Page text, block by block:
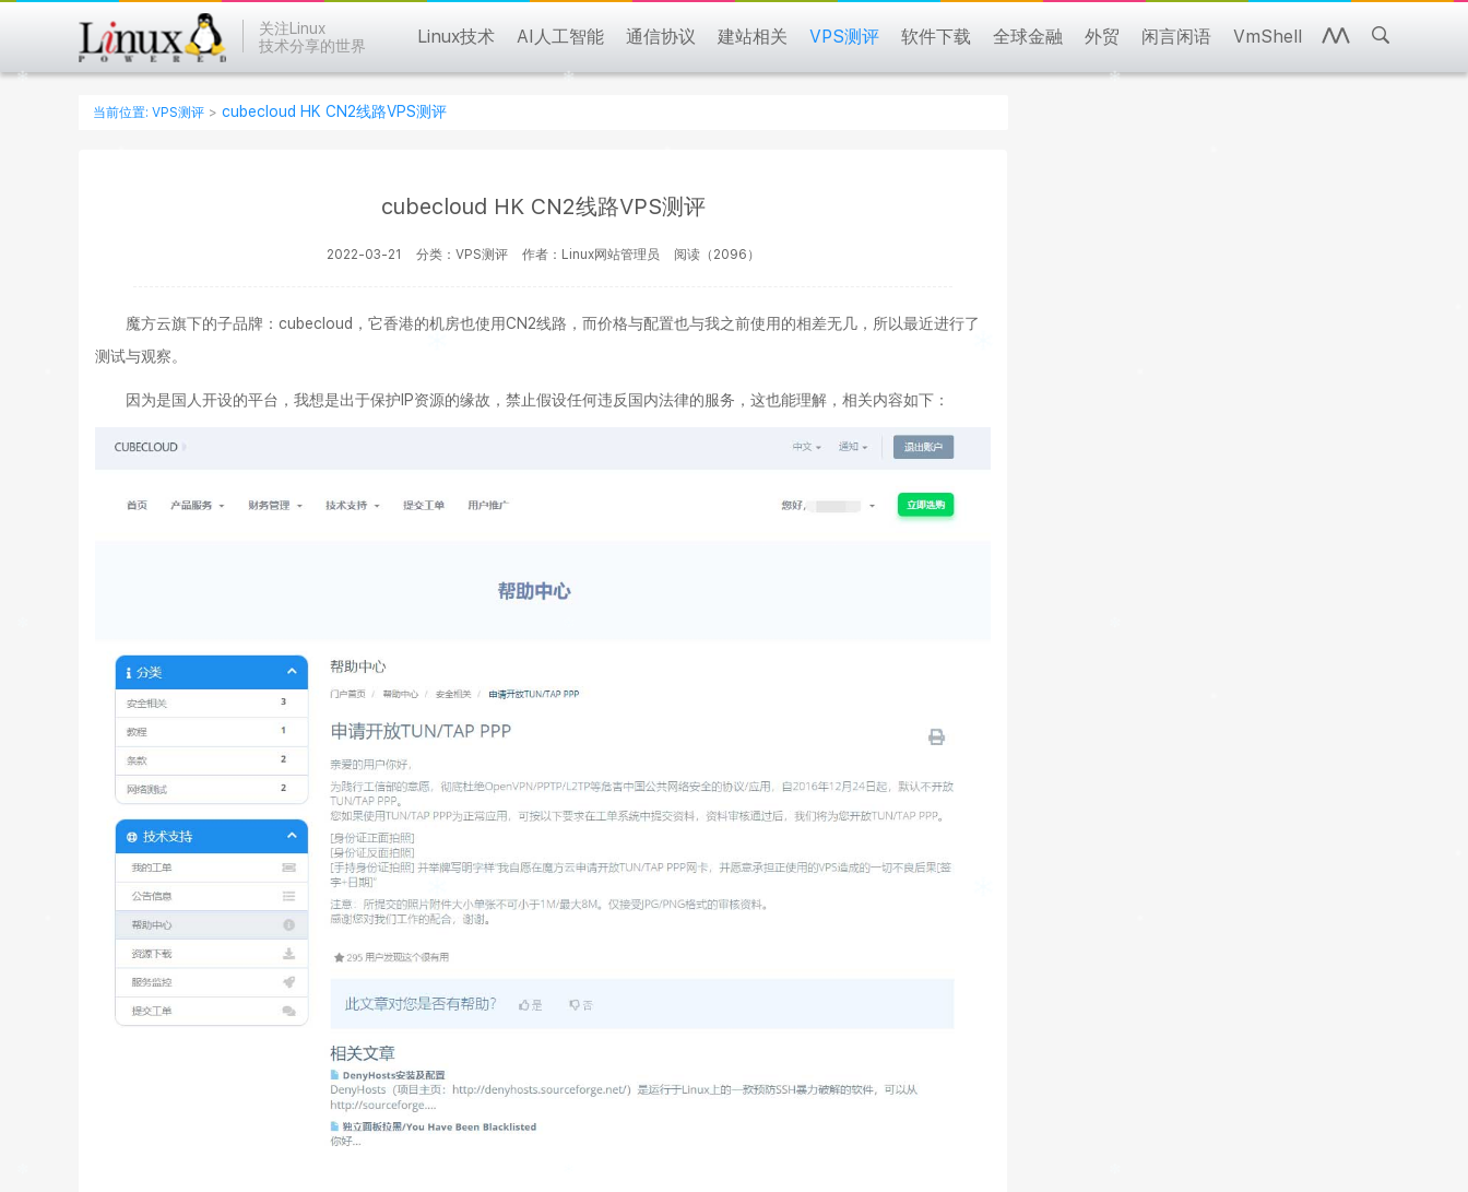
关注Linux
技术分享的世界
Linux技术 AI人工智能 通信协议 建站相关 VPS测评 软件下载 全球金融 外贸 闲言闲语 VmShell
当前位置: VPS测评 > cubecloud HK CN2线路VPS测评
cubecloud HK CN2线路VPS测评
2022-03-21 分类：VPS测评 作者：Linux网站管理员 阅读（2096）
魔方云旗下的子品牌：cubecloud，它香港的机房也使用CN2线路，而价格与配置也与我之前使用的相差无几，所以最近进行了
测试与观察。
因为是国人开设的平台，我想是出于保护IP资源的缘故，禁止假设任何违反国内法律的服务，这也能理解，相关内容如下：